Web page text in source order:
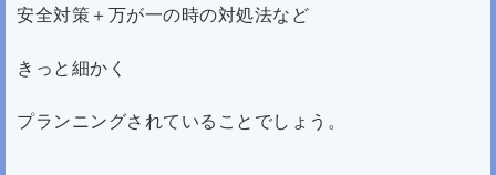
安全対策＋万が一の時の対処法など
きっと細かく
プランニングされていることでしょう。